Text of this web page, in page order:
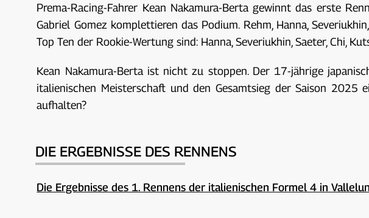
Prema-Racing-Fahrer Kean Nakamura-Berta gewinnt das erste
Gabriel Gomez komplettieren das Podium. Rehm, Hanna,
Top Ten der Rookie-Wertung sind: Hanna, Severiukhin, Saeter, Chi,
Kean Nakamura-Berta ist nicht zu stoppen. Der 17-jährige
italienischen Meisterschaft und den Gesamtsieg der Saison 2025
aufhalten?
DIE ERGEBNISSE DES RENNENS
Die Ergebnisse des 1. Rennens der italienischen Formel 4 in